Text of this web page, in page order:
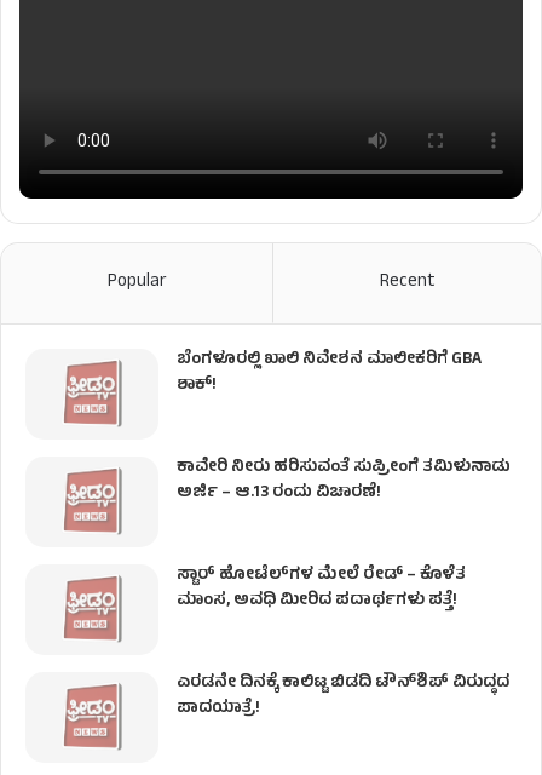
Popular Recent
ಬೆಂಗಳೂರಲ್ಲಿ ಖಾಲಿ ನಿವೇಶನ ಮಾಲೀಕರಿಗೆ GBA
ಶಾಕ್!
ಕಾವೇರಿ ನೀರು ಹರಿಸುವಂತೆ ಸುಪ್ರೀಂಗೆ ತಮಿಳುನಾಡು
ಅರ್ಜಿ – ಆ.13 ರಂದು ವಿಚಾರಣೆ!
ಸ್ಟಾರ್ ಹೋಟೆಲ್​​​ಗಳ ಮೇಲೆ ರೇಡ್ – ಕೊಳೆತ
ಮಾಂಸ, ಅವಧಿ ಮೀರಿದ ಪದಾರ್ಥಗಳು ಪತ್ತೆ!
ಎರಡನೇ ದಿನಕ್ಕೆ ಕಾಲಿಟ್ಟ ಬಿಡದಿ ಟೌನ್​ಶಿಪ್ ವಿರುದ್ಧದ
ಪಾದಯಾತ್ರೆ!